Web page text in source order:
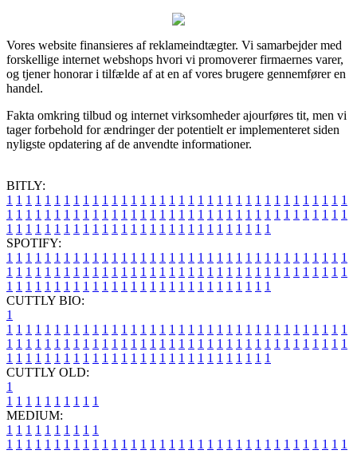
Vores website finansieres af reklameindtægter. Vi samarbejder med
forskellige internet webshops hvori vi promoverer firmaernes varer,
og tjener honorar i tilfælde af at en af vores brugere gennemfører en
handel.
Fakta omkring tilbud og internet virksomheder ajourføres tit, men vi
tager forbehold for ændringer der potentielt er implementeret siden
nyligste opdatering af de anvendte informationer.
BITLY:
1 1 1 1 1 1 1 1 1 1 1 1 1 1 1 1 1 1 1 1 1 1 1 1 1 1 1 1 1 1 1 1 1 1 1 1
1 1 1 1 1 1 1 1 1 1 1 1 1 1 1 1 1 1 1 1 1 1 1 1 1 1 1 1 1 1 1 1 1 1 1 1
1 1 1 1 1 1 1 1 1 1 1 1 1 1 1 1 1 1 1 1 1 1 1 1 1 1 1 1
SPOTIFY:
1 1 1 1 1 1 1 1 1 1 1 1 1 1 1 1 1 1 1 1 1 1 1 1 1 1 1 1 1 1 1 1 1 1 1 1
1 1 1 1 1 1 1 1 1 1 1 1 1 1 1 1 1 1 1 1 1 1 1 1 1 1 1 1 1 1 1 1 1 1 1 1
1 1 1 1 1 1 1 1 1 1 1 1 1 1 1 1 1 1 1 1 1 1 1 1 1 1 1 1
CUTTLY BIO:
1
1 1 1 1 1 1 1 1 1 1 1 1 1 1 1 1 1 1 1 1 1 1 1 1 1 1 1 1 1 1 1 1 1 1 1 1
1 1 1 1 1 1 1 1 1 1 1 1 1 1 1 1 1 1 1 1 1 1 1 1 1 1 1 1 1 1 1 1 1 1 1 1
1 1 1 1 1 1 1 1 1 1 1 1 1 1 1 1 1 1 1 1 1 1 1 1 1 1 1 1
CUTTLY OLD:
1
1 1 1 1 1 1 1 1 1 1
MEDIUM:
1 1 1 1 1 1 1 1 1 1
1 1 1 1 1 1 1 1 1 1 1 1 1 1 1 1 1 1 1 1 1 1 1 1 1 1 1 1 1 1 1 1 1 1 1 1